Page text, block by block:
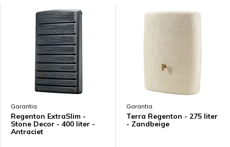
Garantia
Regenton ExtraSlim -
Stone Decor - 400 liter -
Antraciet
Garantia
Terra Regenton - 275 liter
- Zandbeige